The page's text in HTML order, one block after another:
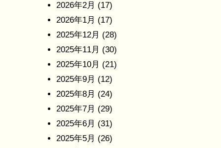
2026年2月 (17)
2026年1月 (17)
2025年12月 (28)
2025年11月 (30)
2025年10月 (21)
2025年9月 (12)
2025年8月 (24)
2025年7月 (29)
2025年6月 (31)
2025年5月 (26)